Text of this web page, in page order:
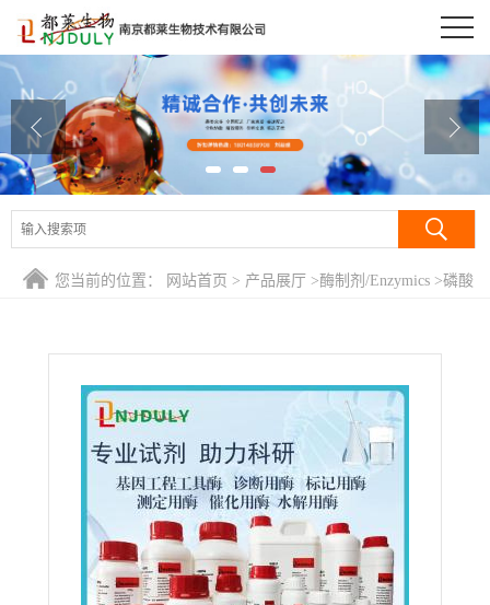
公司首页
公司介绍
公司动态
产品展厅
证书荣誉
您当前的位置： 网站首页 > 产品展厅 >酶制剂/Enzymics >磷酸